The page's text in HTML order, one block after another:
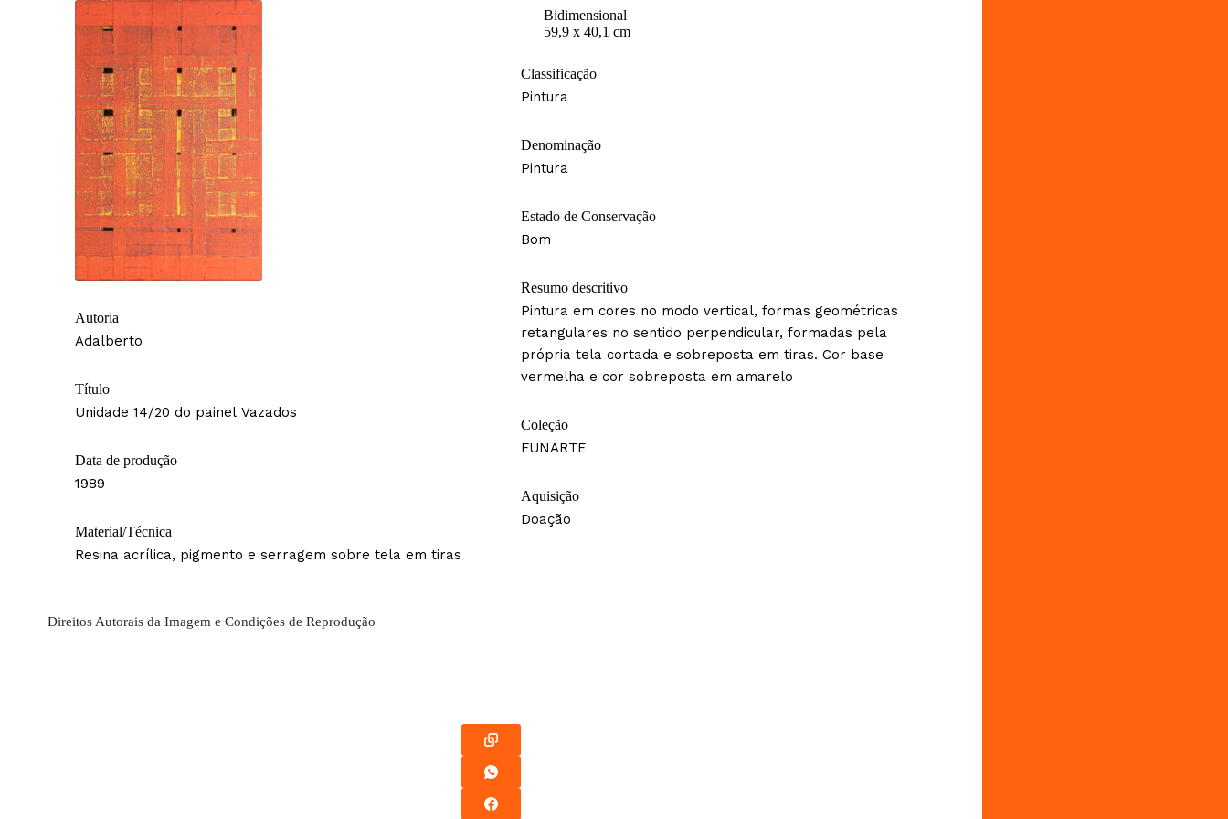
Autoria
Adalberto
Título
Unidade 14/20 do painel Vazados
Data de produção
1989
Material/Técnica
Resina acrílica, pigmento e serragem sobre tela em tiras
Bidimensional
59,9 x 40,1 cm
Classificação
Pintura
Denominação
Pintura
Estado de Conservação
Bom
Resumo descritivo
Pintura em cores no modo vertical, formas geométricas
retangulares no sentido perpendicular, formadas pela
própria tela cortada e sobreposta em tiras. Cor base
vermelha e cor sobreposta em amarelo
Coleção
FUNARTE
Aquisição
Doação
Direitos Autorais da Imagem e Condições de Reprodução